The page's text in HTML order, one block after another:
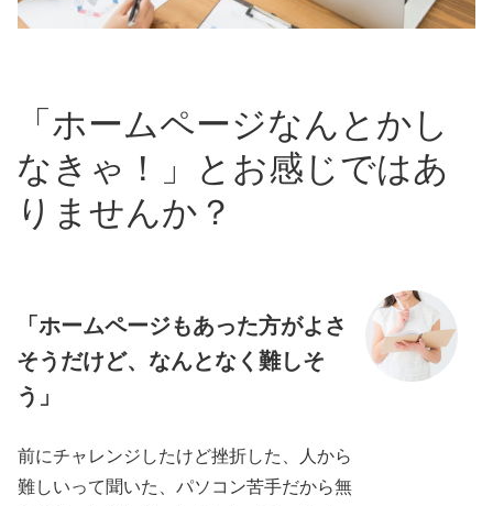
「ホームページなんとかし
なきゃ！」とお感じではあ
りませんか？
「ホームページもあった方がよさ
そうだけど、なんとなく難しそ
う」
前にチャレンジしたけど挫折した、人から
難しいって聞いた、パソコン苦手だから無